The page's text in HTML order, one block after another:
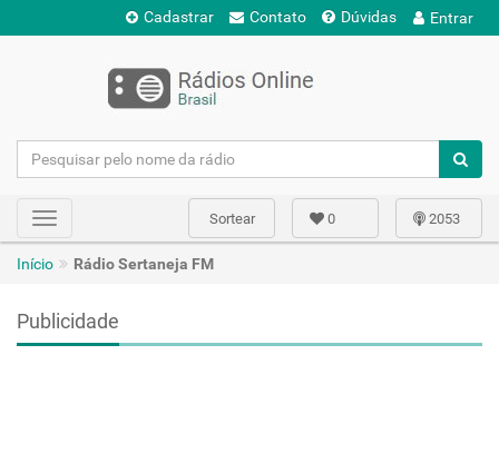
Cadastrar Contato Dúvidas Entrar
Toggle
navigation
2053
0
Sortear
Início Rádio Sertaneja FM
Publicidade